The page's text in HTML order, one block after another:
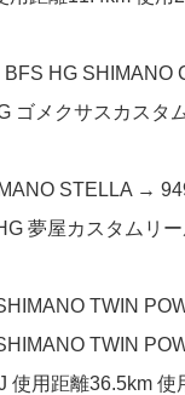
HG
ゴメクサスカス
STELLA →
夢屋カスタムリ
TWIN
TWIN
使用距離36.5km